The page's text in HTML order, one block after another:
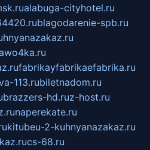
alabuga-cityhotel.ru
blagodarenie-spb.ru
fabrikayfabrikaefabrika.ru
113.rubiletnadom.ru
brazzers-hd.ruz-host.ru
naperekate.ru
kitubeu-2-kuhnyanazakaz.ru
cs-68.ru